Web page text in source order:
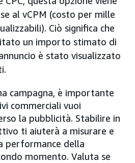
al vCPM (costo per mille
Ciò significa che
un importo stimato di
è stato visualizzato
campagna, è importante
commerciali vuoi
la pubblicità. Stabilire in
ti aiuterà a misurare e
performance della
momento. Valuta se